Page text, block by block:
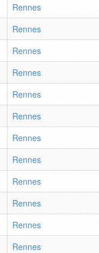
Rennes
Rennes
Rennes
Rennes
Rennes
Rennes
Rennes
Rennes
Rennes
Rennes
Rennes
Rennes